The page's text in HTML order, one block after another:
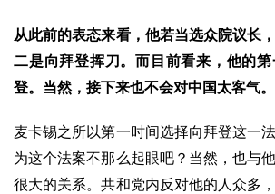
从此前的表态来看，他若当选众院议长
二是向拜登挥刀。而目前看来，他的
登。当然，接下来也不会对中国太客气。
麦卡锡之所以第一时间选择向拜登这一
为这个法案不那么起眼吧？当然，也与
很大的关系。共和党内反对他的人众多